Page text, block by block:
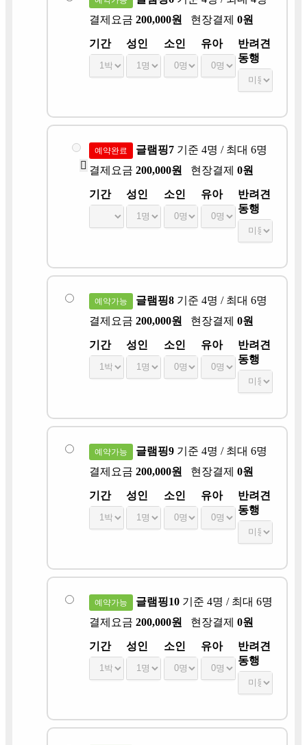
결제요금 200,000원 현장결제 0원
기간 성인 소인 유아
반려견
동행
예약완료 글램핑7 기준 4명 / 최대 6명
결제요금 200,000원 현장결제 0원
기간 성인 소인 유아
반려견
동행
예약가능 글램핑8 기준 4명 / 최대 6명
결제요금 200,000원 현장결제 0원
기간 성인 소인 유아
반려견
동행
예약가능 글램핑9 기준 4명 / 최대 6명
결제요금 200,000원 현장결제 0원
기간 성인 소인 유아
반려견
동행
예약가능 글램핑10 기준 4명 / 최대 6명
결제요금 200,000원 현장결제 0원
기간 성인 소인 유아
반려견
동행